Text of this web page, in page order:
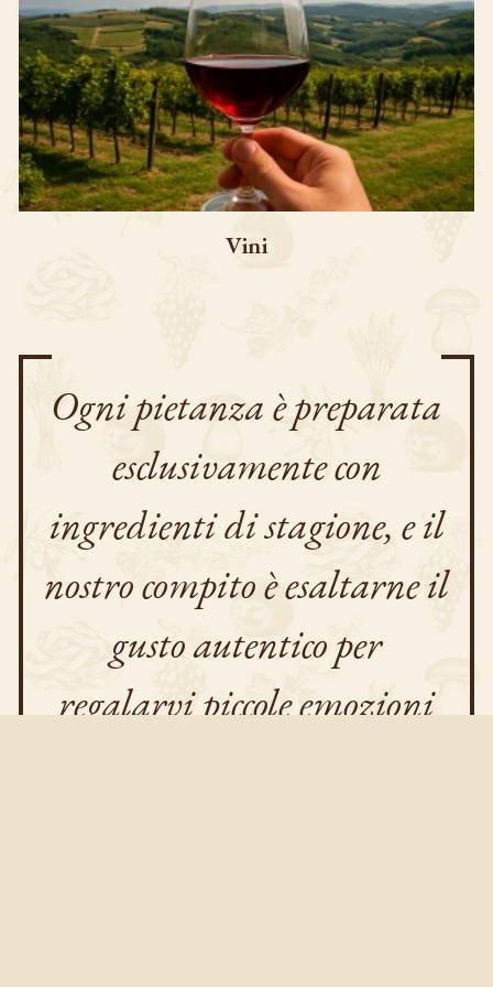
Vini
Ogni pietanza è preparata
esclusivamente con
ingredienti di stagione, e il
nostro compito è esaltarne il
gusto autentico per
regalarvi piccole emozioni